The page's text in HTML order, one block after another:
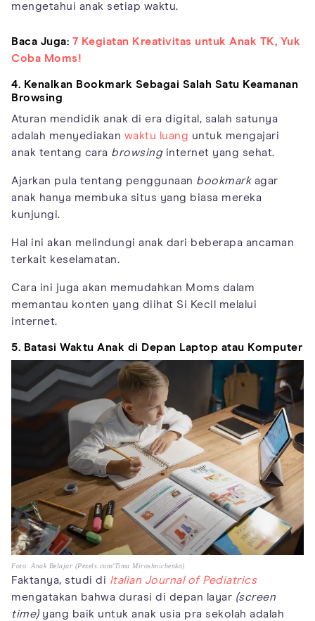
mengetahui anak setiap waktu.
Baca Juga: 7 Kegiatan Kreativitas untuk Anak TK, Yuk
Coba Moms!
4. Kenalkan Bookmark Sebagai Salah Satu Keamanan
Browsing
Aturan mendidik anak di era digital, salah satunya
adalah menyediakan waktu luang untuk mengajari
anak tentang cara browsinginternet yang sehat.
Ajarkan pula tentang penggunaan bookmarkagar
anak hanya membuka situs yang biasa mereka
kunjungi.
Hal ini akan melindungi anak dari beberapa ancaman
terkait keselamatan.
Cara ini juga akan memudahkan Moms dalam
memantau konten yang diihat Si Kecil melalui
internet.
5. Batasi Waktu Anak di Depan Laptop atau Komputer
Foto: Anak Belajar (Pexels.com/Tima Miroshnichenko)
Faktanya, studi di Italian Journal of Pediatrics
mengatakan bahwa durasi di depan layar (screen
time)yang baik untuk anak usia pra sekolah adalah